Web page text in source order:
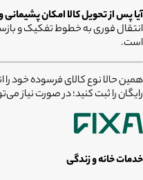
آیا پس از تحویل کالا امکان
انتقال فوری به خطوط تفکیک و
است.
همین حالا نوع کالای فرسوده خود
رایگان را ثبت کنید؛ در صورت نیاز می‌توانید با 02183328000
خدمات خانه و زندگی